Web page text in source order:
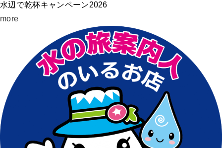
水辺で乾杯キャンペーン2026
more